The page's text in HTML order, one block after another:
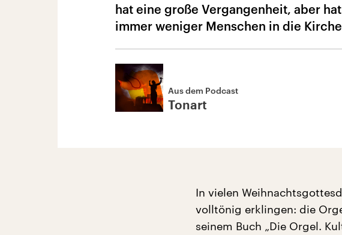
hat eine große Vergangenheit, aber
immer weniger Menschen in die
Aus dem Podcast
Tonart
In vielen
volltönig erklingen: die
seinem Buch „Die Orgel.